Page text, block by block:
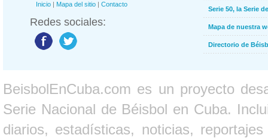
Inicio | Mapa del sitio | Contacto
Redes sociales:
Serie 50, la Serie
Mapa de nuestra
Directorio de
BeisbolEnCuba.com es un proyecto
Serie Nacional de Béisbol en Cuba.
diarios, estadísticas, noticias,